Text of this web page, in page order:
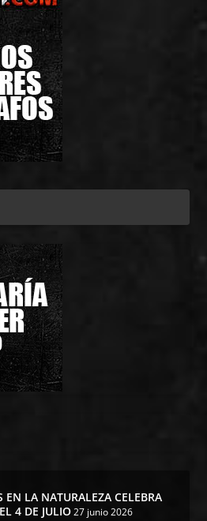
EN LA NATURALEZA CELEBRA
4 DE JULIO 27 junio 2026